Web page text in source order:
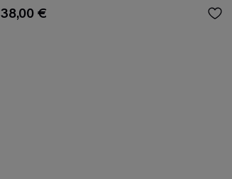
38,00 €